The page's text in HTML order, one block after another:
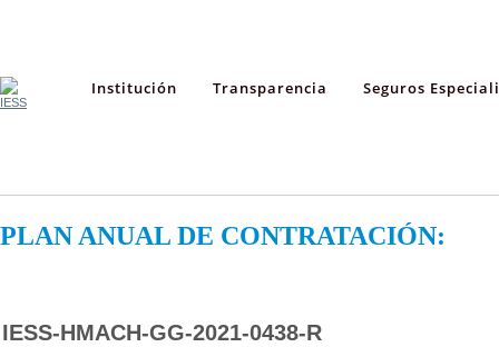
Institución Transparencia Seguros
PLAN ANUAL DE CONTRATACIÓN:
IESS-HMACH-GG-2021-0438-R